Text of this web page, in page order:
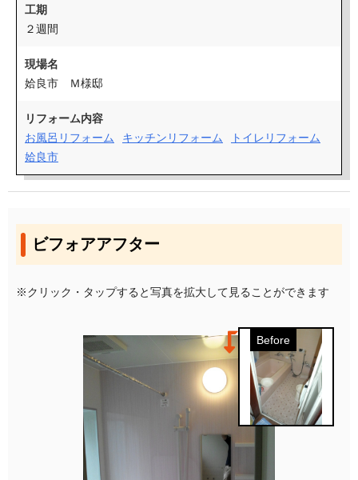
工期
２週間
現場名
姶良市 Ｍ様邸
リフォーム内容
お風呂リフォーム
キッチンリフォーム
トイレリフォーム
姶良市
ビフォアアフター
※クリック・タップすると写真を拡大して見ることができます
Before